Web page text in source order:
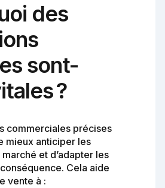
des
sont-
?
commerciales précises
mieux anticiper les
et d’adapter les
Cela aide
vente à :